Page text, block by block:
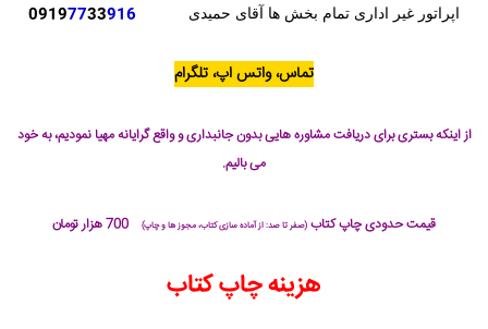
اپراتور غیر اداری تمام بخش ها آقای حمیدی 09197733916
تماس، واتس اپ، تلگرام
از اینکه بستری برای دریافت مشاوره هایی بدون جانبداری و واقع گرایانه مهیا نمودیم، به خود
می بالیم.
قیمت حدودی چاپ کتاب (صفر تا صد: از آماده سازی کتاب، مجوز ها و چاپ)
هزینه چاپ کتاب